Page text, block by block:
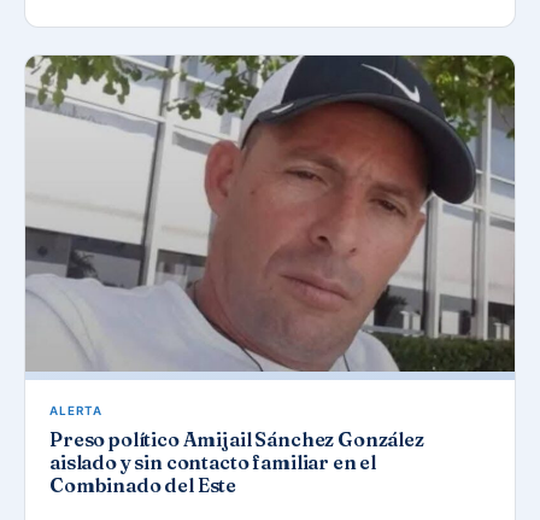
ALERTA
Preso político Amijail Sánchez González
aislado y sin contacto familiar en el
Combinado del Este